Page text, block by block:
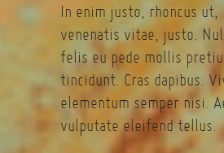
In enim justo, rhoncus ut,
venenatis vitae, justo.
felis eu pede mollis
tincidunt. Cras dapibus.
elementum semper nisi.
vulputate eleifend tellus.